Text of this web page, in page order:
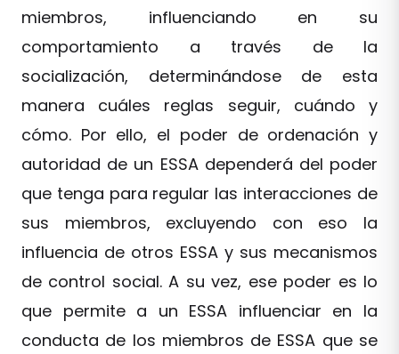
miembros, influenciando en su
comportamiento a través de la
socialización, determinándose de esta
manera cuáles reglas seguir, cuándo y
cómo. Por ello, el poder de ordenación y
autoridad de un ESSA dependerá del poder
que tenga para regular las interacciones de
sus miembros, excluyendo con eso la
influencia de otros ESSA y sus mecanismos
de control social. A su vez, ese poder es lo
que permite a un ESSA influenciar en la
conducta de los miembros de ESSA que se